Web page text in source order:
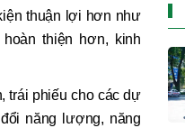
thuận lợi hơn như
thiện hơn, kinh
trái phiếu cho các dự
năng lượng, năng